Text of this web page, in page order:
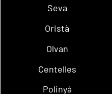
Seva
Oristà
Olvan
Centelles
Polinyà